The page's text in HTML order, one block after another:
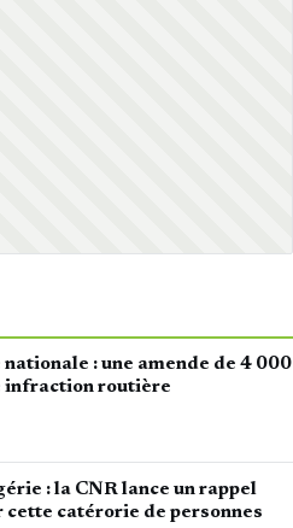
: une amende de 4 000
infraction routière
: la CNR lance un rappel
catérorie de personnes